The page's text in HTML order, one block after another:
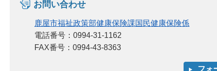
お問い合わせ
鹿屋市福祉政策部健康保険課国民健康保険係
電話番号：0994-31-1162
FAX番号：0994-43-8363